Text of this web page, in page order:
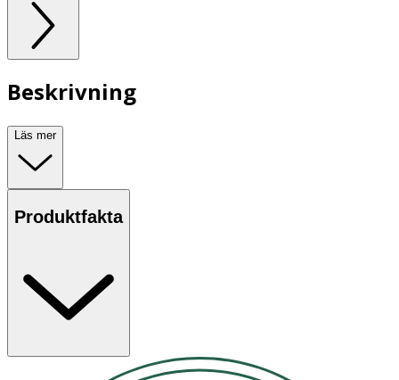
Beskrivning
Läs mer
Produktfakta